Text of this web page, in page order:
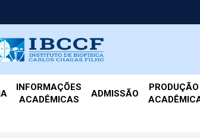
INFORMAÇÕES
ACADÊMICAS
ADMISSÃO
PRODUÇÃO